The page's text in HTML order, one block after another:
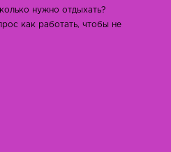
нужно отдыхать?
как работать, чтобы не